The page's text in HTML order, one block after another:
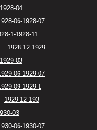
04
06-1928-07
1-1928-11
1928-12-1929
03
06-1929-07
09-1929-1
1929-12-193
03
06-1930-07